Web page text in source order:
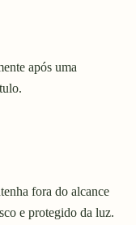
após uma
fora do alcance
e protegido da luz.